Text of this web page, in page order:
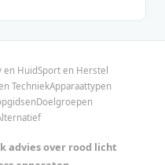
en HuidSport en Herstel
TechniekApparaattypen
Doelgroepen
advies over rood licht